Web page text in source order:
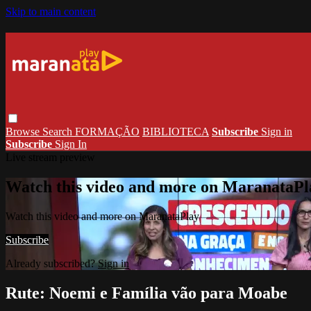
Skip to main content
Browse Search FORMAÇÃO BIBLIOTECA Subscribe Sign in
Subscribe Sign In
Watch this video and more on
Watch this video and more on MaranataPlay
Subscribe
Already subscribed?Sign in
Rute: Noemi e Família vão para Moabe